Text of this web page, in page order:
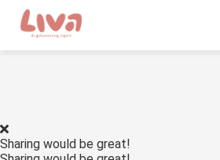
Sharing would be great!